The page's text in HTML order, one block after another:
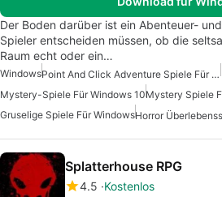
Der Boden darüber ist ein Abenteuer-
Spieler entscheiden müssen, ob die
Raum echt oder ein…
Windows
Point And Click Adventure Spiele Für Windows
Mystery-Spiele Für Windows 10Mystery Spiele
Gruselige Spiele Für WindowsHorror
Splatterhouse RPG
4.5 Kostenlos